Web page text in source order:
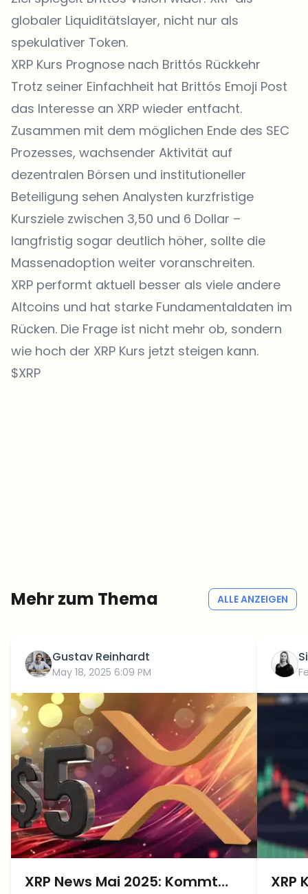
globaler Liquiditätslayer, nicht nur als
spekulativer Token.
XRP Kurs Prognose nach Brittós Rückkehr
Trotz seiner Einfachheit hat Brittós Emoji Post
das Interesse an XRP wieder entfacht.
Zusammen mit dem möglichen Ende des SEC
Prozesses, wachsender Aktivität auf
dezentralen Börsen und institutioneller
Beteiligung sehen Analysten kurzfristige
Kursziele zwischen 3,50 und 6 Dollar –
langfristig sogar deutlich höher, sollte die
Massenadoption weiter voranschreiten.
XRP performt aktuell besser als viele andere
Altcoins und hat starke Fundamentaldaten im
Rücken. Die Frage ist nicht mehr ob, sondern
wie hoch der XRP Kurs jetzt steigen kann.
$XRP
Mehr zum Thema ALLE ANZEIGEN
Gustav Reinhardt
May 18, 2025 6:09 PM
XRP News Mai 2025: Kommt
XRP